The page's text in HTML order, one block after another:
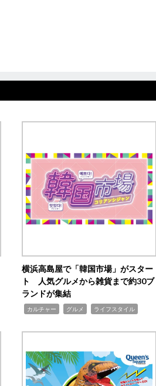
横浜高島屋で「韓国市場」がスター
ト 人気グルメから雑貨まで約30ブ
ランドが集結
カルチャー グルメ ライフスタイル